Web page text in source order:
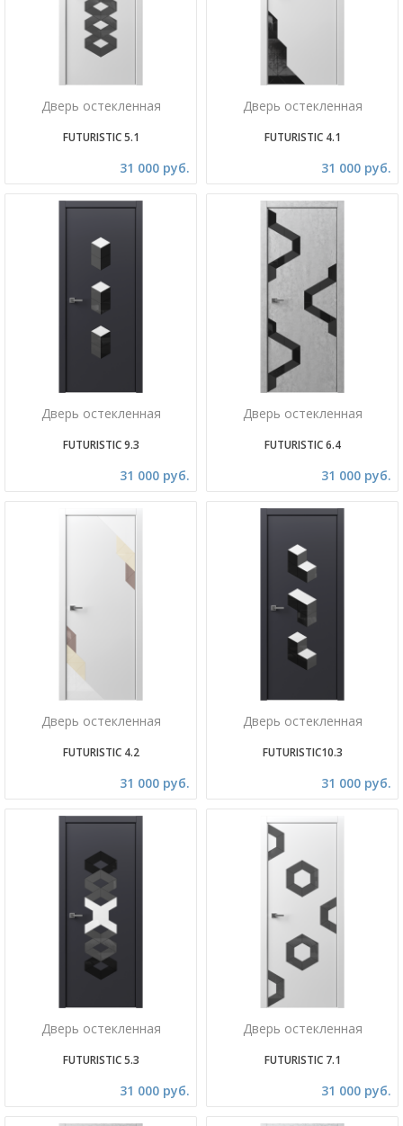
Дверь остекленная
FUTURISTIC 5.1
31 000 руб.
Дверь остекленная
FUTURISTIC 4.1
31 000 руб.
Дверь остекленная
FUTURISTIC 9.3
31 000 руб.
Дверь остекленная
FUTURISTIC 6.4
31 000 руб.
Дверь остекленная
FUTURISTIC 4.2
31 000 руб.
Дверь остекленная
FUTURISTIC10.3
31 000 руб.
Дверь остекленная
FUTURISTIC 5.3
31 000 руб.
Дверь остекленная
FUTURISTIC 7.1
31 000 руб.